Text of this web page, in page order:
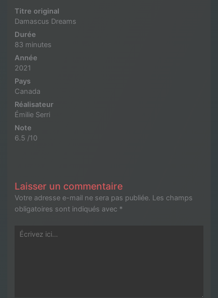
Titre original
Damascus Dreams
Durée
83 minutes
Année
2021
Pays
Canada
Réalisateur
Émilie Serri
Note
6.5 /10
Laisser un commentaire
Votre adresse e-mail ne sera pas publiée. Les champs
obligatoires sont indiqués avec *
Écrivez